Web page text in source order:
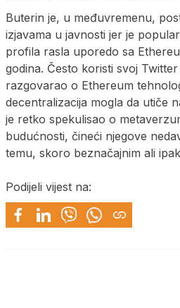
Buterin je, u međuvremenu,
izjavama u javnosti jer je
profila rasla uporedo sa
godina. Često koristi svoj
razgovarao o Ethereum
decentralizacija mogla da utiče
je retko spekulisao o
budućnosti, čineći njegove
temu, skoro beznačajnim ali
Podijeli vijest na: